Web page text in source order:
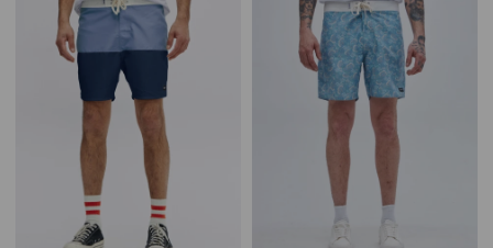
Ropa Interior
Canguros
Camperas
Tejidos
Camisas y blusas
Vestidos
Sherpas